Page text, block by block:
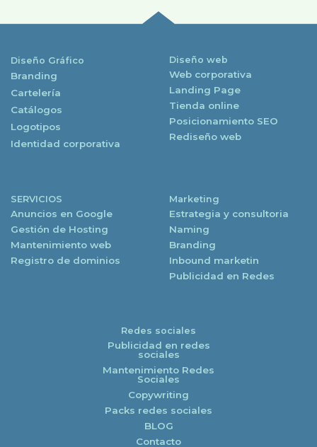
Diseño Gráfico
Branding
Cartelería
Catálogos
Logotipos
Identidad corporativa
Diseño web
Web corporativa
Landing Page
Tienda online
Posicionamiento SEO
Rediseño web
SERVICIOS
Anuncios en Google
Gestión de Hosting
Mantenimiento web
Registro de dominios
Marketing
Estrategia y consultoria
Naming
Branding
Inbound marketin
Publicidad en Redes
Redes sociales
Publicidad en redes
sociales
Mantenimiento Redes
Sociales
Copywriting
Packs redes sociales
BLOG
Contacto